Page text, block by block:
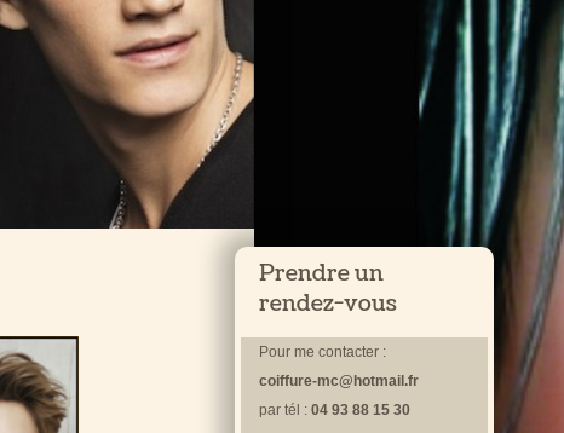
Prendre un
rendez-vous
Pour me contacter :
coiffure-mc@hotmail.fr
par tél : 04 93 88 15 30